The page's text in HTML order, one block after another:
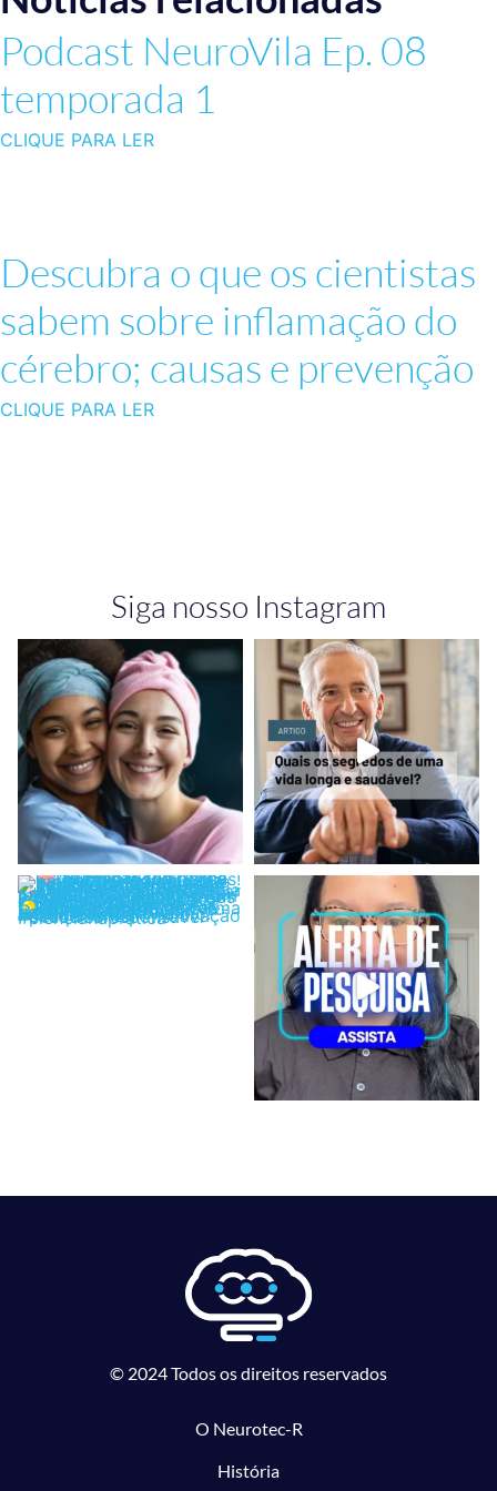
Podcast NeuroVila Ep. 08
temporada 1
CLIQUE PARA LER
Descubra o que os cientistas
sabem sobre inflamação do
cérebro; causas e prevenção
CLIQUE PARA LER
Siga nosso Instagram
© 2024 Todos os direitos reservados
O Neurotec-R
História